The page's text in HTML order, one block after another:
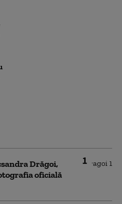
1
Drăgoi,
oficială